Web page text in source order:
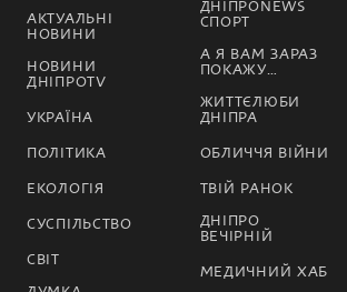
АКТУАЛЬНІ
НОВИНИ
НОВИНИ
ДНІПРОTV
УКРАЇНА
ПОЛІТИКА
ЕКОЛОГІЯ
СУСПІЛЬСТВО
СВІТ
ДНІПРОNEWS
СПОРТ
А Я ВАМ ЗАРАЗ
ПОКАЖУ…
ЖИТТЄЛЮБИ
ДНІПРА
ОБЛИЧЧЯ ВІЙНИ
ТВІЙ РАНОК
ДНІПРО
ВЕЧІРНІЙ
МЕДИЧНИЙ ХАБ